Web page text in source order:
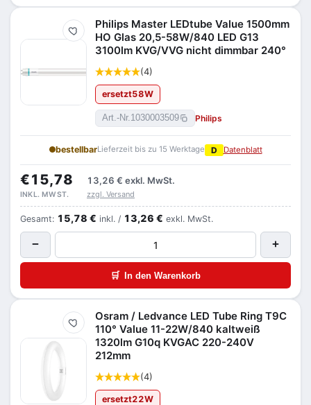
Merken
Philips Master LEDtube Value 1500mm
HO Glas 20,5-58W/840 LED G13
3100lm KVG/VVG nicht dimmbar 240°
(4)
ersetzt58W
Art.-Nr.1030003509 Philips
bestellbarLieferzeit bis zu 15 Werktage D Datenblatt
€15,78 13,26 € exkl. MwSt.
INKL. MWST. zzgl. Versand
Gesamt: 15,78 € inkl. / 13,26 € exkl. MwSt.
− +
🛒 In den Warenkorb
Merken
Osram / Ledvance LED Tube Ring T9C
110° Value 11-22W/840 kaltweiß
1320lm G10q KVGAC 220-240V
212mm
(4)
ersetzt22W